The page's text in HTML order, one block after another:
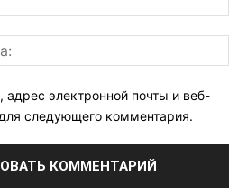
адрес электронной почты и веб-
следующего комментария.